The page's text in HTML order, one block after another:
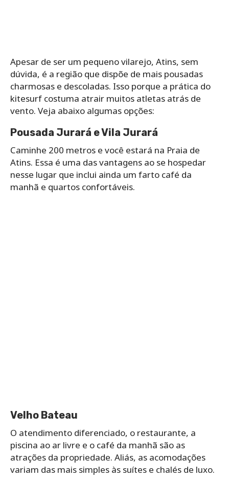
Apesar de ser um pequeno vilarejo, Atins, sem
dúvida, é a região que dispõe de mais pousadas
charmosas e descoladas. Isso porque a prática do
kitesurf costuma atrair muitos atletas atrás de
vento. Veja abaixo algumas opções:
Pousada Jurará e Vila Jurará
Caminhe 200 metros e você estará na Praia de
Atins. Essa é uma das vantagens ao se hospedar
nesse lugar que inclui ainda um farto café da
manhã e quartos confortáveis.
Velho Bateau
O atendimento diferenciado, o restaurante, a
piscina ao ar livre e o café da manhã são as
atrações da propriedade. Aliás, as acomodações
variam das mais simples às suítes e chalés de luxo.